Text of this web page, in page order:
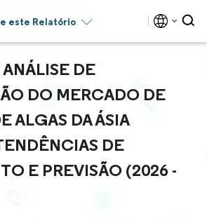
este Relatório
DE
DO MERCADO DE
ALGAS DA ÁSIA
DE
E PREVISÃO (2026 -